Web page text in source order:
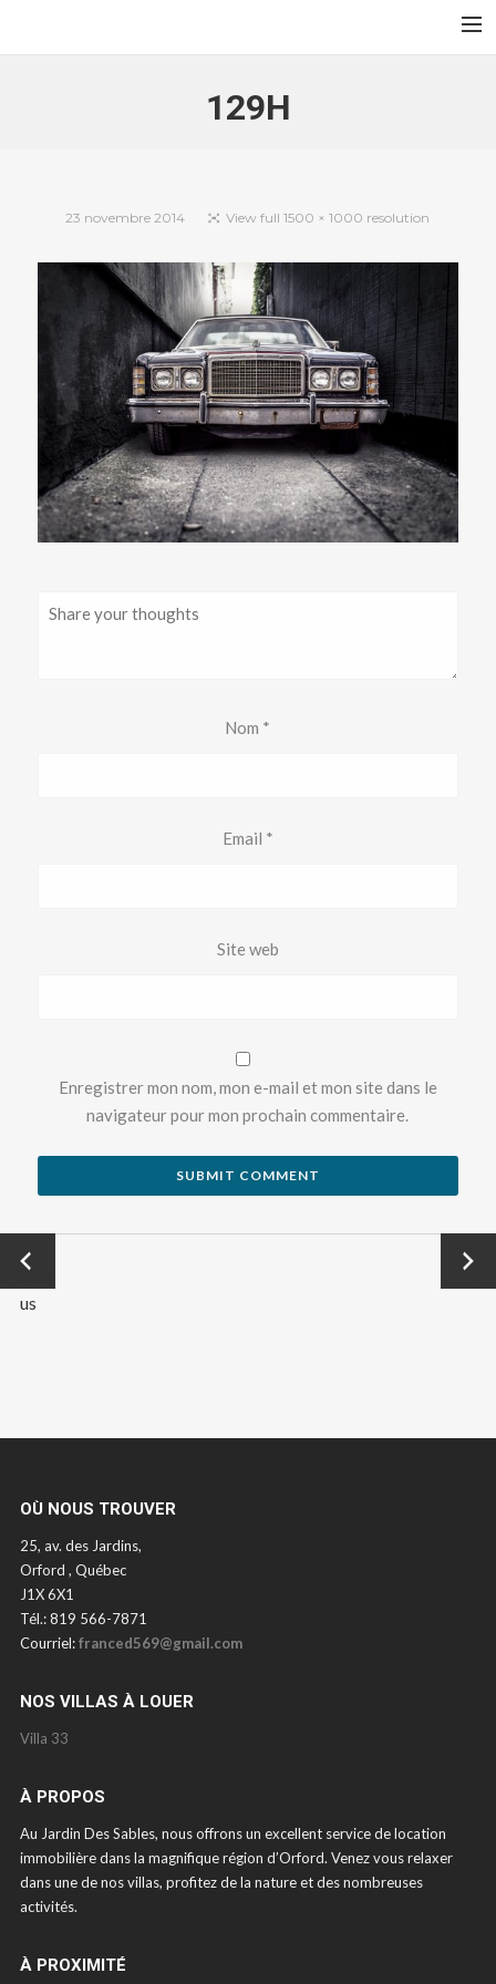
129H
23 novembre 2014 View full 1500 × 1000 resolution
Nom *
Email *
Site web
Enregistrer mon nom, mon e-mail et mon site dans le
navigateur pour mon prochain commentaire.
Previo
us
→
OÙ NOUS TROUVER
25, av. des Jardins,
Orford , Québec
J1X 6X1
Tél.: 819 566-7871
Courriel:franced569@gmail.com
NOS VILLAS À LOUER
Villa 33
À PROPOS
Au Jardin Des Sables, nous offrons un excellent service de location
immobilière dans la magnifique région d’Orford. Venez vous relaxer
dans une de nos villas, profitez de la nature et des nombreuses
activités.
À PROXIMITÉ